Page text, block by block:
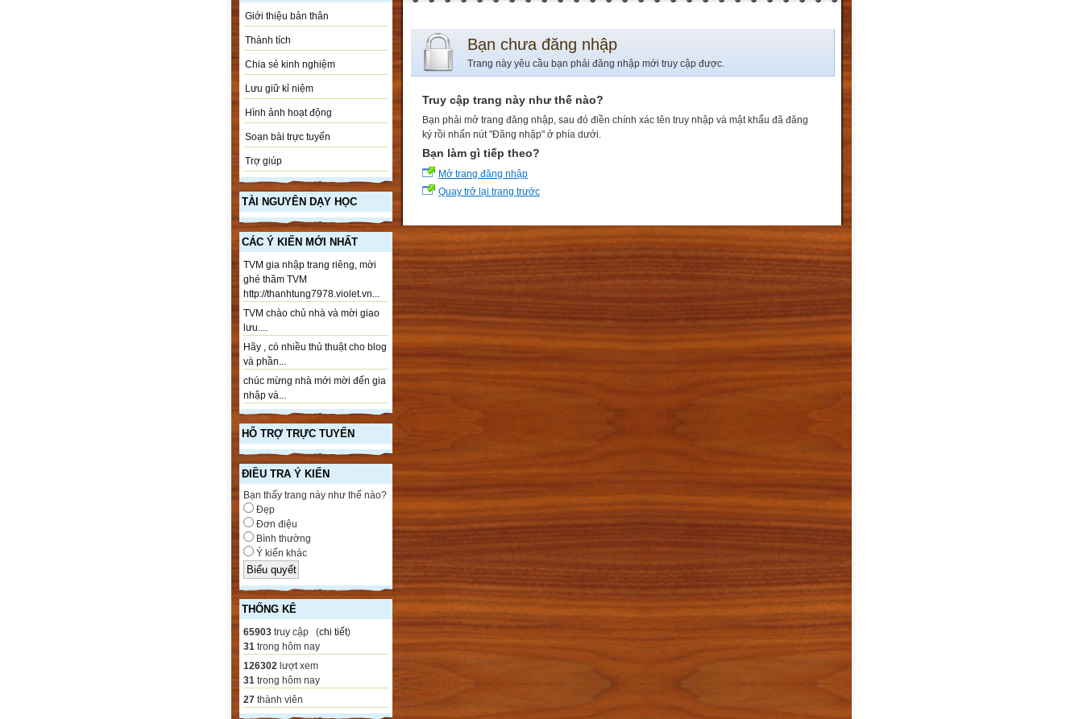
Giới thiệu bản thân
Thành tích
Chia sẻ kinh nghiệm
Lưu giữ kỉ niệm
Hình ảnh hoạt động
Soạn bài trực tuyến
Trợ giúp
TÀI NGUYÊN DẠY HỌC
CÁC Ý KIẾN MỚI NHẤT
TVM gia nhập trang riêng, mời
ghé thăm TVM
http://thanhtung7978.violet.vn...
TVM chào chủ nhà và mời giao
lưu....
Hãy , có nhiều thủ thuật cho blog
và phần...
chúc mừng nhà mới mời đến gia
nhập và...
HỖ TRỢ TRỰC TUYẾN
ĐIỀU TRA Ý KIẾN
Bạn thấy trang này như thế nào?
Đẹp
Đơn điệu
Bình thường
Ý kiến khác
THỐNG KÊ
65903 truy cập (chi tiết)
31 trong hôm nay
126302 lượt xem
31 trong hôm nay
27 thành viên
Bạn chưa đăng nhập
Trang này yêu cầu bạn phải đăng nhập mới truy cập được.
Truy cập trang này như thế nào?
Bạn phải mở trang đăng nhập, sau đó điền chính xác tên truy nhập và mật khẩu đã đăng
ký rồi nhấn nút "Đăng nhập" ở phía dưới.
Bạn làm gì tiếp theo?
Mở trang đăng nhập
Quay trở lại trang trước